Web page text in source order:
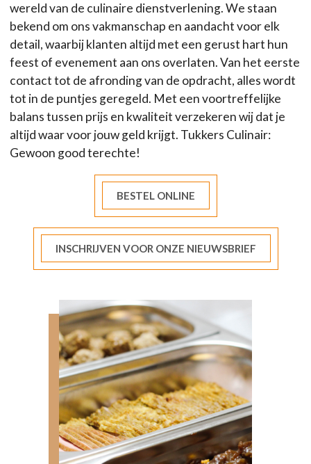
wereld van de culinaire dienstverlening. We staan
bekend om ons vakmanschap en aandacht voor elk
detail, waarbij klanten altijd met een gerust hart hun
feest of evenement aan ons overlaten. Van het eerste
contact tot de afronding van de opdracht, alles wordt
tot in de puntjes geregeld. Met een voortreffelijke
balans tussen prijs en kwaliteit verzekeren wij dat je
altijd waar voor jouw geld krijgt. Tukkers Culinair:
Gewoon good terechte!
BESTEL ONLINE
INSCHRIJVEN VOOR ONZE NIEUWSBRIEF